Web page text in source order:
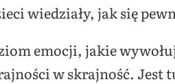
wiedziały, jak się
emocji, jakie
w skrajność. Jest